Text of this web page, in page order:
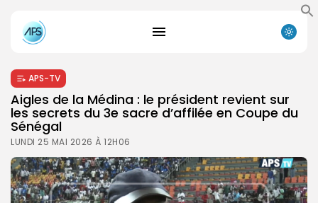
APS-TV
Aigles de la Médina : le président revient sur
les secrets du 3e sacre d’affilée en Coupe du
Sénégal
LUNDI 25 MAI 2026 À 12H06